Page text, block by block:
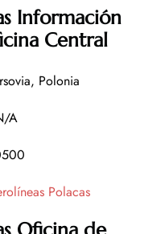
Información
Central
Polonia
A
Polacas